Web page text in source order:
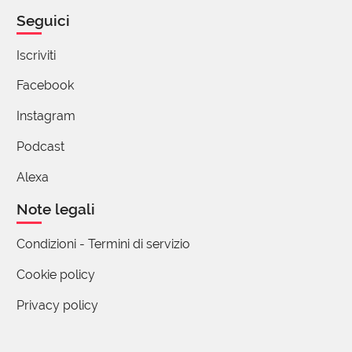
non ci si impiccia. Anche per questo
che alla vigliaccheria. Può darsi? Chissà!
Girano con forza particolare in ricorrenze come
sentimenti di chi permette, di chi lascia che sia,
di chi fa finta di niente. Le risposte richiedono
avere solo tutti insieme.
10 reazioni
(utente cancellato)
Condivido tutta la tua disamina, Giorgio.
Non saprei se essere d'accordo con la
Seguici
Iscriviti
Facebook
Instagram
Podcast
Alexa
Note legali
Condizioni - Termini di servizio
Cookie policy
Privacy policy